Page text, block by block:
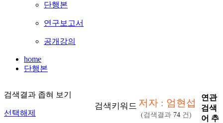
단행본
연구보고서
공개강의
home
단행본
검색결과 좁혀 보기
선택해제
검색키워드 저자 : 엄현섭
(검색결과 74 건)
연관
검색
어 추